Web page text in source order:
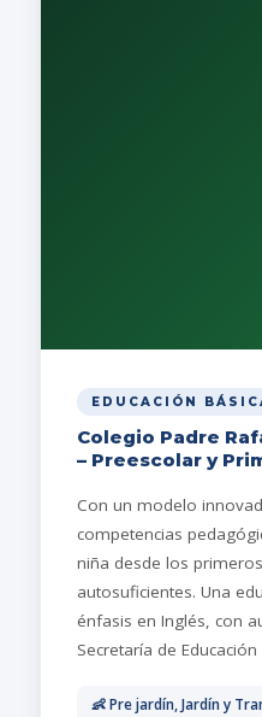
EDUCACIÓN
Colegio Padre
– Preescolar y
Con un modelo
competencias
niña desde los
autosuficientes. Una
énfasis en Inglés, con
Secretaría de Educación
👶 Pre jardín, Jardín y